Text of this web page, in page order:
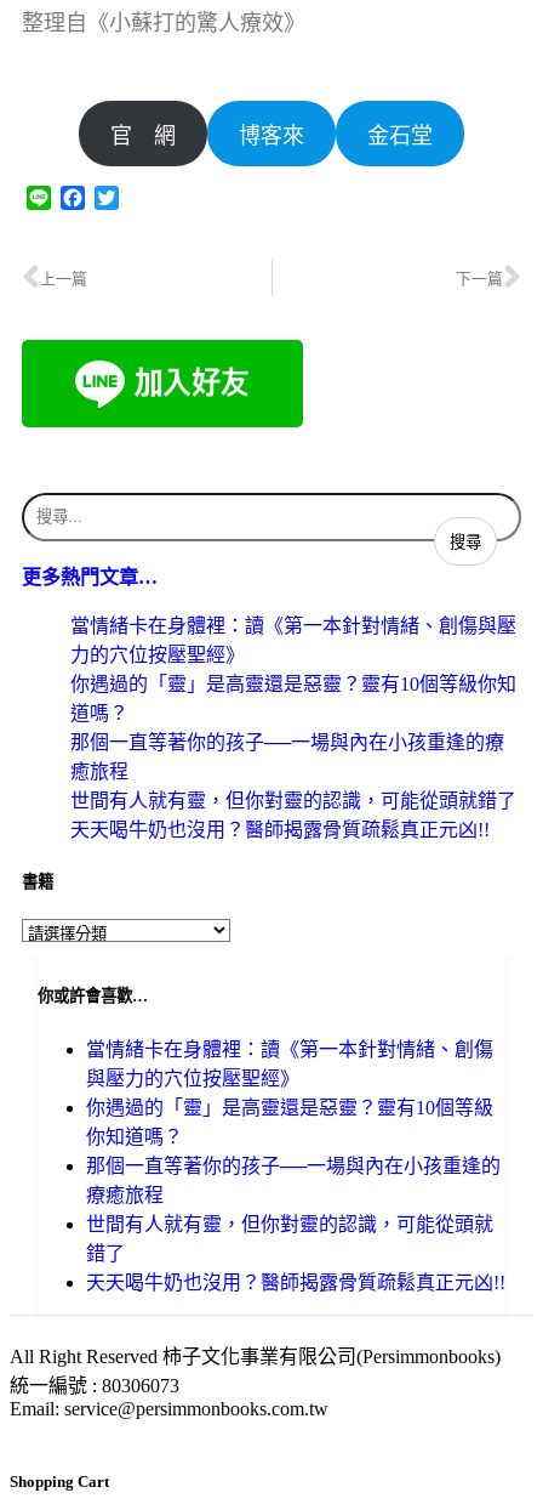
整理自《小蘇打的驚人療效》
官 網 博客來 金石堂
Line Facebook
上一篇 下一篇
更多熱門文章…
當情緒卡在身體裡：讀《第一本針對情緒、創傷與壓
力的穴位按壓聖經》
你遇過的「靈」是高靈還是惡靈？靈有10個等級你知
道嗎？
那個一直等著你的孩子──一場與內在小孩重逢的療
癒旅程
世間有人就有靈，但你對靈的認識，可能從頭就錯了
天天喝牛奶也沒用？醫師揭露骨質疏鬆真正元凶!!
書籍
你或許會喜歡…
當情緒卡在身體裡：讀《第一本針對情緒、創傷
與壓力的穴位按壓聖經》
你遇過的「靈」是高靈還是惡靈？靈有10個等級
你知道嗎？
那個一直等著你的孩子──一場與內在小孩重逢的
療癒旅程
世間有人就有靈，但你對靈的認識，可能從頭就
錯了
天天喝牛奶也沒用？醫師揭露骨質疏鬆真正元凶!!
All Right Reserved 柿子文化事業有限公司(Persimmonbooks)
統一編號 : 80306073
Email: service@persimmonbooks.com.tw
Shopping Cart